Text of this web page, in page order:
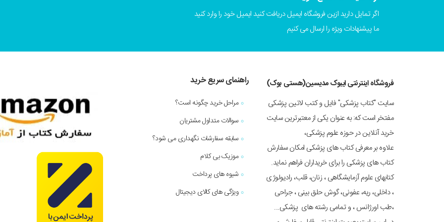
اگر تمایل دارید ازین فروشگاه ایمیل دریافت کنید ایمیل خود را وارد کنید
ما پیشنهادات ویژه را ارسال می کنیم
فروشگاه اینترنتی ایبوک مدیسین(هستی بوک)
سایت "کتاب پزشکی" فایل و کتب لاتین پزشکی
مفتخر است که: به عنوان یکی از معتبرترین سایت
خرید آنلاین در حوزه علوم پزشکی،
علاوه بر معرفی کتاب های پزشکی امکان سفارش
کتاب های پزشکی را برای خریداران فراهم نماید.
کتابهای علوم آزمایشگاهی ، زنان، قلب، رادیولوژی
، داخلی، ریه، عفونی، گوش حلق بینی ، جراحی
،طب اورژانس ، و تمامی رشته های پزشکی...
راهنمای سریع خرید
مراحل خرید چگونه است؟
سوالات متداول مشتریان
سابقه سفارشات نگهداری می شود؟
موزیک بی کلام
شیوه های پرداخت
ویژگی های کالای دیجیتال